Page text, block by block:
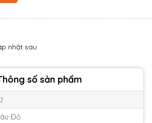
số sản phẩm
Đỏ
nhật sau